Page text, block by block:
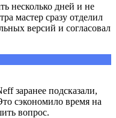
несколько дней и не
мастер сразу отделил
версий и согласовал
заранее подсказали,
сэкономило время на
вопрос.